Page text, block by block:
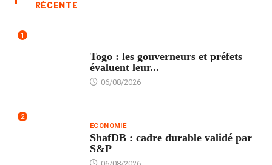
RÉCENTE
1
Togo : les gouverneurs et préfets
évaluent leur...
06/08/2026
2
ECONOMIE
ShafDB : cadre durable validé par
S&P